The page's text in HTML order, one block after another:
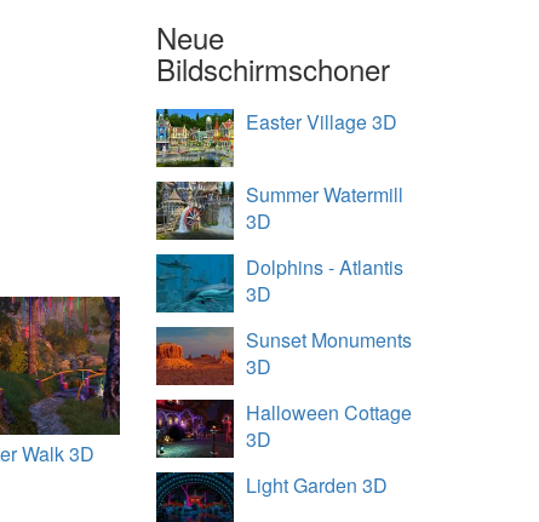
Walk 3D
Neue
Bildschirmschoner
Easter Village 3D
Summer Watermill
3D
Dolphins - Atlantis
3D
Sunset Monuments
3D
Halloween Cottage
3D
Light Garden 3D